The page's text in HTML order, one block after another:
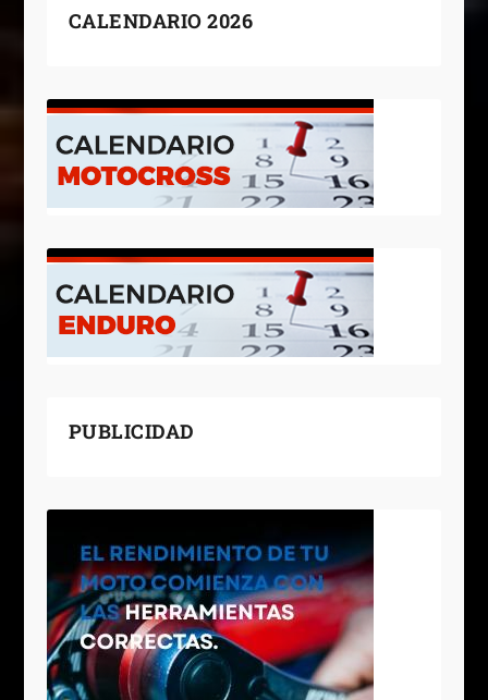
CALENDARIO 2026
PUBLICIDAD